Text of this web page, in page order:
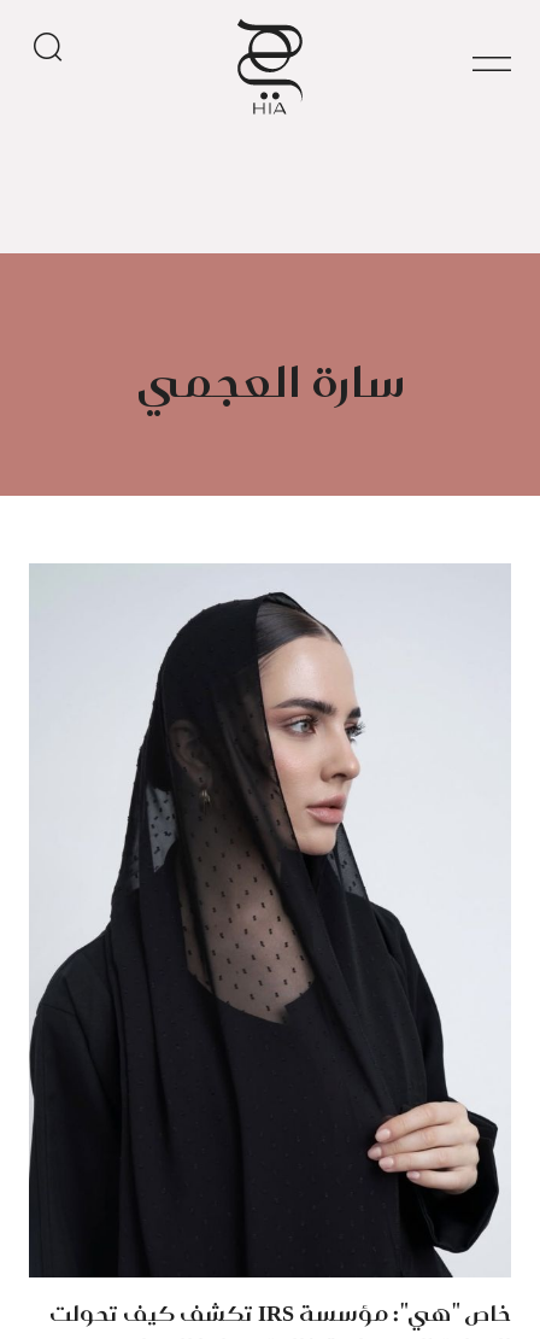
سارة العجمي
خاص "هي": مؤسسة IRS تكشف كيف تحولت